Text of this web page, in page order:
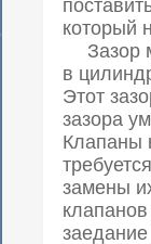
который
Зазор
в
Этот
зазора
Клапаны
замены